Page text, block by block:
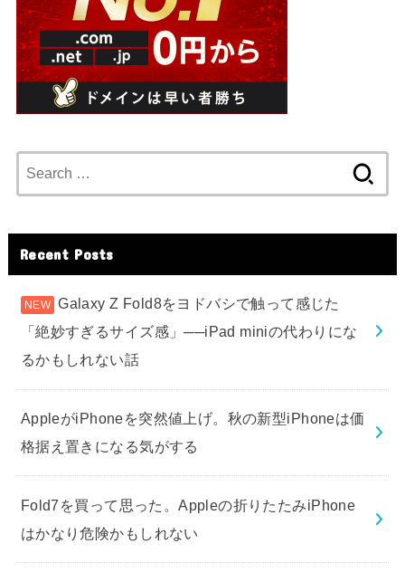
for:
Recent Posts
Galaxy Z Fold8をヨドバシで触って感じた
「絶妙すぎるサイズ感」──iPad miniの代わりにな
るかもしれない話
AppleがiPhoneを突然値上げ。秋の新型iPhoneは価
格据え置きになる気がする
Fold7を買って思った。Appleの折りたたみiPhone
はかなり危険かもしれない